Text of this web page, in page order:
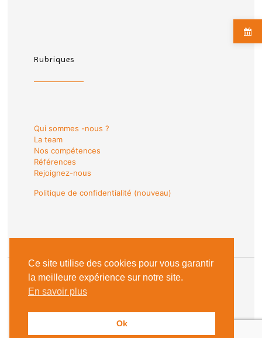
Rubriques
Qui sommes -nous ?
La team
Nos compétences
Références
Rejoignez-nous
Politique de confidentialité (nouveau)
Ce site utilise des cookies pour vous garantir
la meilleure expérience sur notre site.
En savoir plus
Ok